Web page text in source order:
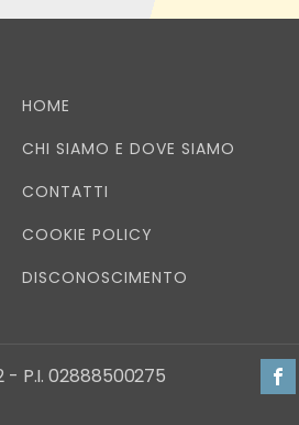
HOME
CHI SIAMO E DOVE SIAMO
CONTATTI
COOKIE POLICY
DISCONOSCIMENTO
- P.I. 02888500275